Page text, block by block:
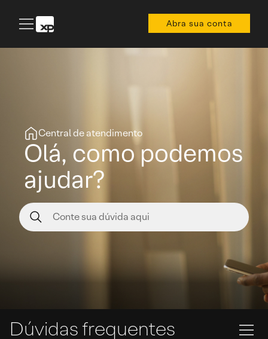
Abra sua conta
Central de atendimento
Olá, como podemos
ajudar?
Dúvidas frequentes